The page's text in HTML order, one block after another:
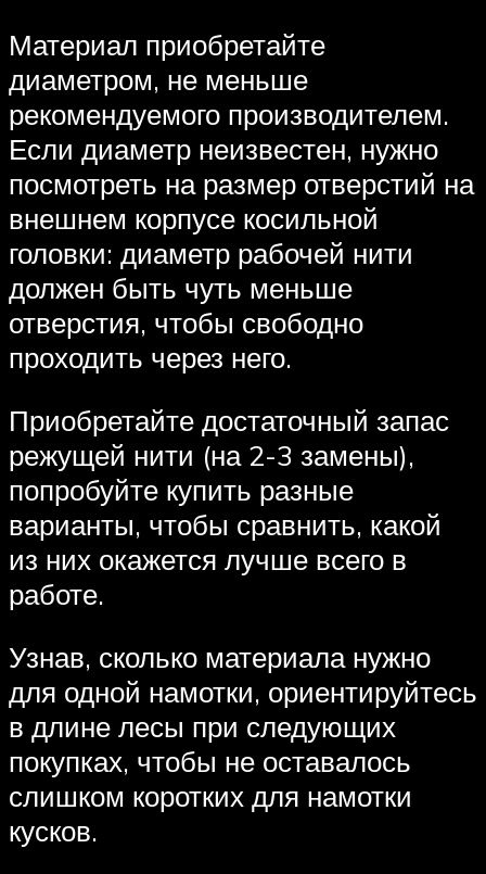
Материал приобретайте
диаметром, не меньше
рекомендуемого производителем.
Если диаметр неизвестен, нужно
посмотреть на размер отверстий на
внешнем корпусе косильной
головки: диаметр рабочей нити
должен быть чуть меньше
отверстия, чтобы свободно
проходить через него.
Приобретайте достаточный запас
режущей нити (на 2-3 замены),
попробуйте купить разные
варианты, чтобы сравнить, какой
из них окажется лучше всего в
работе.
Узнав, сколько материала нужно
для одной намотки, ориентируйтесь
в длине лесы при следующих
покупках, чтобы не оставалось
слишком коротких для намотки
кусков.